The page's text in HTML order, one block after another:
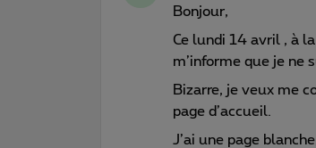
Bonjour,
Ce lundi 14 avril , à
m’informe que je ne
Bizarre, je veux me
page d’accueil.
J’ai une page